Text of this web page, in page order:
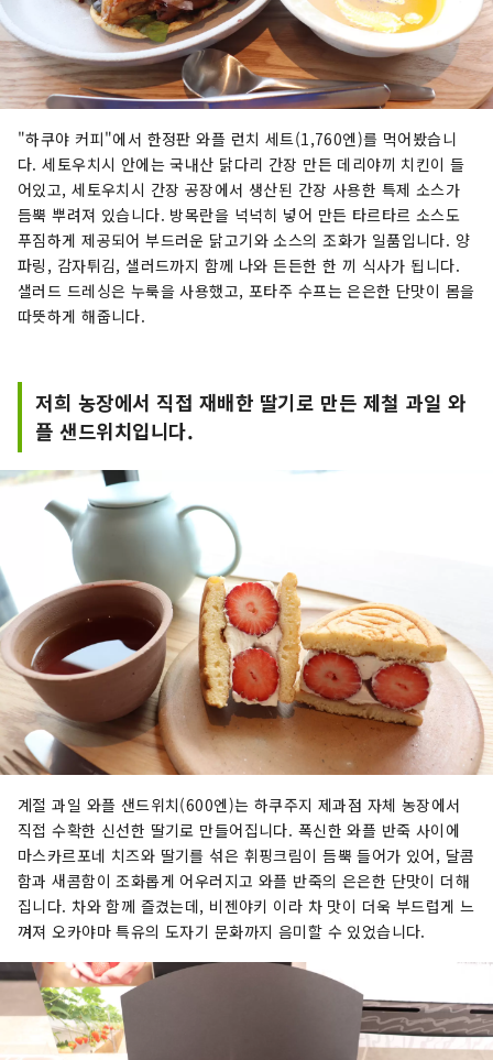
"하쿠야 커피"에서 한정판 와플 런치 세트(1,760엔)를 먹어봤습니
다. 세토우치시 안에는 국내산 닭다리 간장 만든 데리야끼 치킨이 들
어있고, 세토우치시 간장 공장에서 생산된 간장 사용한 특제 소스가
듬뿍 뿌려져 있습니다. 방목란을 넉넉히 넣어 만든 타르타르 소스도
푸짐하게 제공되어 부드러운 닭고기와 소스의 조화가 일품입니다. 양
파링, 감자튀김, 샐러드까지 함께 나와 든든한 한 끼 식사가 됩니다.
샐러드 드레싱은 누룩을 사용했고, 포타주 수프는 은은한 단맛이 몸을
따뜻하게 해줍니다.
저희 농장에서 직접 재배한 딸기로 만든 제철 과일 와
플 샌드위치입니다.
계절 과일 와플 샌드위치(600엔)는 하쿠주지 제과점 자체 농장에서
직접 수확한 신선한 딸기로 만들어집니다. 폭신한 와플 반죽 사이에
마스카르포네 치즈와 딸기를 섞은 휘핑크림이 듬뿍 들어가 있어, 달콤
함과 새콤함이 조화롭게 어우러지고 와플 반죽의 은은한 단맛이 더해
집니다. 차와 함께 즐겼는데, 비젠야키 이라 차 맛이 더욱 부드럽게 느
껴져 오카야마 특유의 도자기 문화까지 음미할 수 있었습니다.